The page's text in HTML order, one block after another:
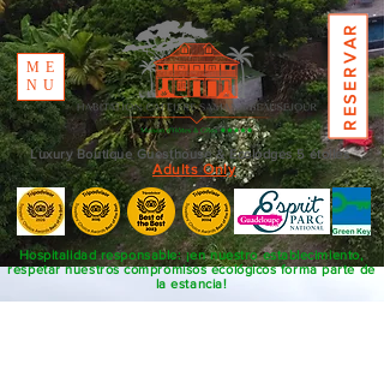
ME
NU
Luxury Boutique Guesthouse & Ecolodges 5 étoiles
Adults Only
RESERVAR
Hospitalidad responsable: ¡en nuestro establecimiento,
respetar nuestros compromisos ecológicos forma parte de
la estancia!